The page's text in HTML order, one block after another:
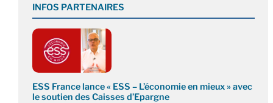
INFOS PARTENAIRES
ESS France lance « ESS – L’économie en mieux » avec
le soutien des Caisses d’Epargne